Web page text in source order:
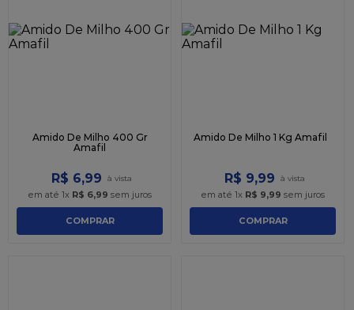
Amido De Milho 400 Gr
Amafil
R$ 6,99
em até 1x R$ 6,99 sem juros
COMPRAR
Amido De Milho 1 Kg Amafil
R$ 9,99
em até 1x R$ 9,99 sem juros
COMPRAR